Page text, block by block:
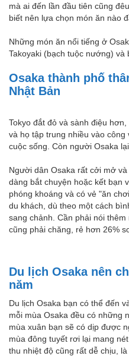
mà ai đến lần đầu tiên cũng
biết nên lựa chọn món ăn nào
Những món ăn nổi tiếng ở
Takoyaki (bạch tuộc nướng) và
Osaka thành phố
Nhật Bản
Tokyo đắt đỏ và sành điệu
và họ tập trung nhiều vào
cuộc sống. Còn người Osaka
Người dân Osaka rất cởi mở
dàng bắt chuyện hoặc kết bạn
phóng khoáng và có vẻ "ăn
du khách, dù theo một cách
sang chảnh. Cần phải nói
cũng phải chăng, rẻ hơn 26%
Du lịch Osaka nên
năm
Du lịch Osaka bạn có thể đến
mỗi mùa Osaka đều có những
mùa xuân bạn sẽ có dịp được
mùa đông tuyết rơi lại mang
thu nhiệt độ cũng rất dễ chịu,